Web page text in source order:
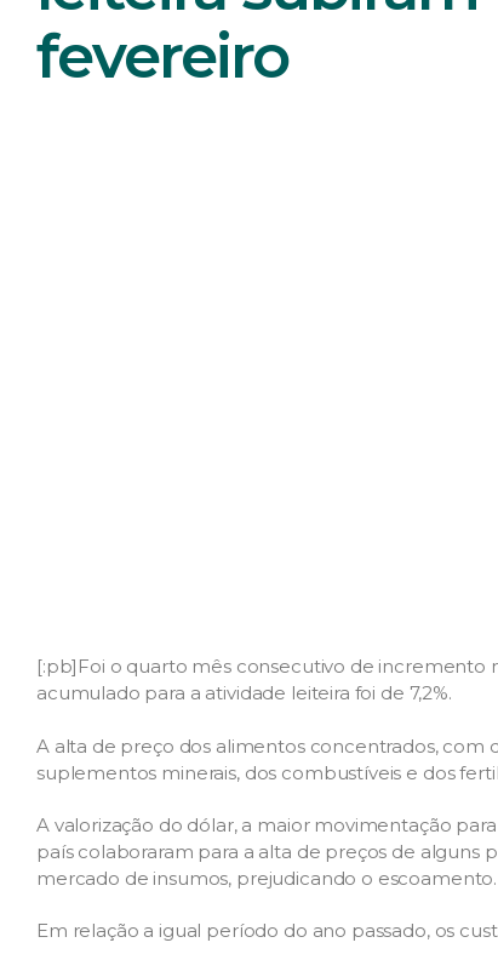
fevereiro
[:pb]Foi o quarto mês consecutivo de incremento
acumulado para a atividade leiteira foi de 7,2%.
A alta de preço dos alimentos concentrados, com
suplementos minerais, dos combustíveis e dos
A valorização do dólar, a maior movimentação
país colaboraram para a alta de preços de alguns
mercado de insumos, prejudicando o escoamento.
Em relação a igual período do ano passado, os